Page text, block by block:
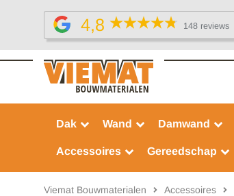
4,8 148 reviews
Dak Wand Damwand
Accessoires Gereedschap
Viemat Bouwmaterialen Accessoires